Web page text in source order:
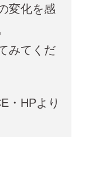
変化を感
みてくだ
・HPより